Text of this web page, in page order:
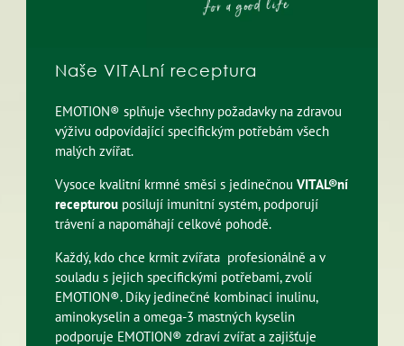
Naše VITALní receptura
EMOTION® splňuje všechny požadavky na zdravou
výživu odpovídající specifickým potřebám všech
malých zvířat.
Vysoce kvalitní krmné směsi s jedinečnouVITAL®ní
recepturou posilují imunitní systém, podporují
trávení a napomáhají celkové pohodě.
Každý, kdo chce krmit zvířata profesionálně a v
souladu s jejich specifickými potřebami, zvolí
EMOTION®. Díky jedinečné kombinaci inulinu,
aminokyselin a omega-3 mastných kyselin
podporuje EMOTION® zdraví zvířat a zajišťuje